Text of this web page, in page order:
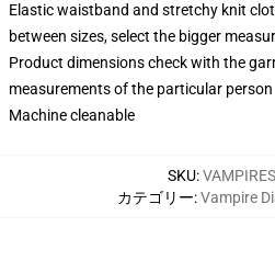
Elastic waistband and stretchy knit
between sizes, select the bigger
Product dimensions check with the
measurements of the particular person
Machine cleanable
SKU:
カテゴリー:Vampire